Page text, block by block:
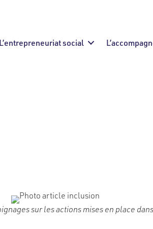
L’entrepreneuriat social
sur les actions mises en place